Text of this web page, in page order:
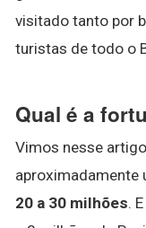
visitado tanto por
turistas de todo o
Qual é a
Vimos nesse
aproximadamente
20 a 30 milhões.